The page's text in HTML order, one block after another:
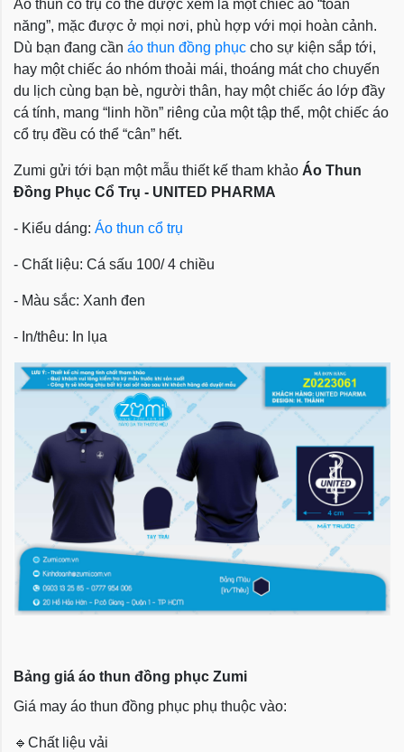
Áo thun cổ trụ có thể được xem là một chiếc áo “toàn
năng”, mặc được ở mọi nơi, phù hợp với mọi hoàn cảnh.
Dù bạn đang cần áo thun đồng phục cho sự kiện sắp tới,
hay một chiếc áo nhóm thoải mái, thoáng mát cho chuyến
du lịch cùng bạn bè, người thân, hay một chiếc áo lớp đầy
cá tính, mang “linh hồn” riêng của một tập thể, một chiếc áo
cổ trụ đều có thể “cân” hết.
Zumi gửi tới bạn một mẫu thiết kế tham khảo Áo Thun
Đồng Phục Cổ Trụ - UNITED PHARMA
- Kiểu dáng: Áo thun cổ trụ
- Chất liệu: Cá sấu 100/ 4 chiều
- Màu sắc: Xanh đen
- In/thêu: In lụa
Bảng giá áo thun đồng phục Zumi
Giá may áo thun đồng phục phụ thuộc vào:
🔹 Chất liệu vải